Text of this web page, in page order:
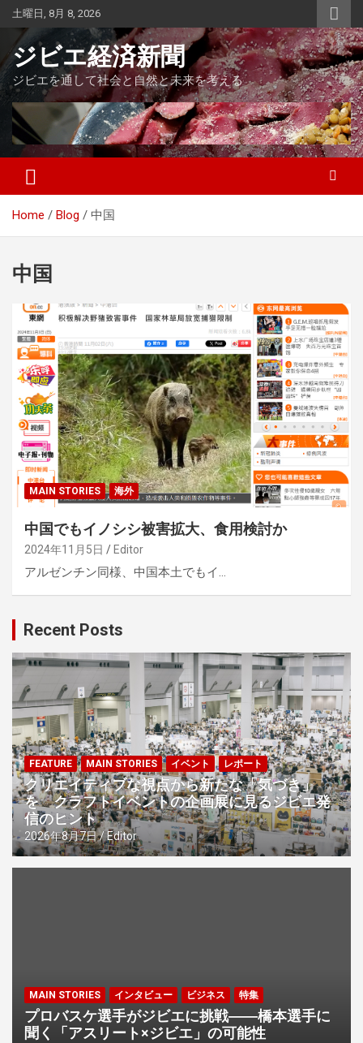
Skip
content
土曜日, 8月 8, 2026
ジビエ経済新聞
ジビエを通して社会と自然と未来を考える
Home Blog 中国
中国
MAIN STORIES 海外
中国でもイノシシ被害拡大、食用検討か
2024年11月5日 Editor
アルゼンチン同様、中国本土でもイ…
Recent Posts
FEATURE MAIN STORIES イベント レポート
クリエイティブな視点から新たな「気づき」
を クラフトイベントの企画展に見るジビエ発
信のヒント
2026年8月7日 Editor
MAIN STORIES インタビュー ビジネス 特集
プロバスケ選手がジビエに挑戦――橋本選手に
聞く「アスリート×ジビエ」の可能性